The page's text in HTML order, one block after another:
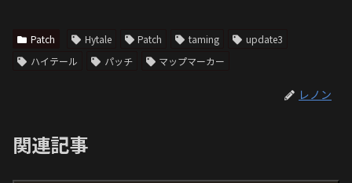
Patch Hytale Patch taming
update3
ハイテール
パッチ マップマーカー
レノン
関連記事